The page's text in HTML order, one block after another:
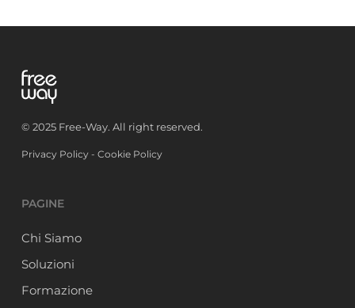
© 2025 Free-Way. All right reserved.
Privacy Policy- Cookie Policy
PAGINE
Chi Siamo
Soluzioni
Formazione